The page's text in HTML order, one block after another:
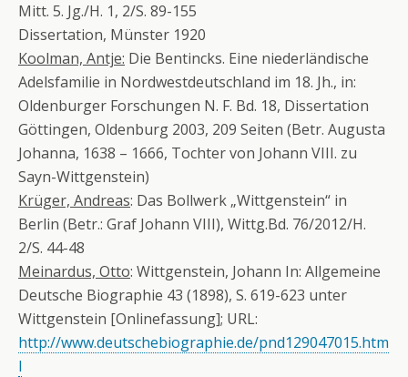
Mitt. 5. Jg./H. 1, 2/S. 89-155
Dissertation, Münster 1920
Koolman, Antje: Die Bentincks. Eine niederländische
Adelsfamilie in Nordwestdeutschland im 18. Jh., in:
Oldenburger Forschungen N. F. Bd. 18, Dissertation
Göttingen, Oldenburg 2003, 209 Seiten (Betr. Augusta
Johanna, 1638 – 1666, Tochter von Johann VIII. zu
Sayn-Wittgenstein)
Krüger, Andreas: Das Bollwerk „Wittgenstein“ in
Berlin (Betr.: Graf Johann VIII), Wittg.Bd. 76/2012/H.
2/S. 44-48
Meinardus, Otto: Wittgenstein, Johann In: Allgemeine
Deutsche Biographie 43 (1898), S. 619-623 unter
Wittgenstein [Onlinefassung]; URL:
http://www.deutschebiographie.de/pnd129047015.htm
l